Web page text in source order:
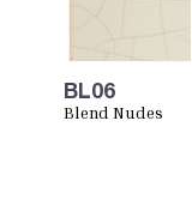
BL06
Blend Nudes